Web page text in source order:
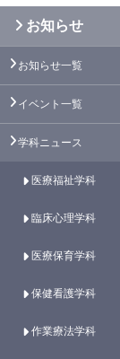
お知らせ
お知らせ一覧
イベント一覧
学科ニュース
医療福祉学科
臨床心理学科
医療保育学科
保健看護学科
作業療法学科